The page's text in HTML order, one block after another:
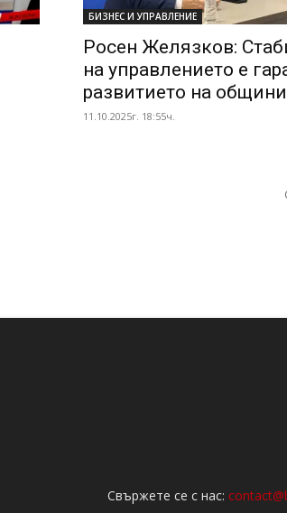
БИЗНЕС И УПРАВЛЕНИЕ
Росен Желязков:
на управлението е
развитието на
11.10.2025г. 18:55ч.
Свържете се с нас: